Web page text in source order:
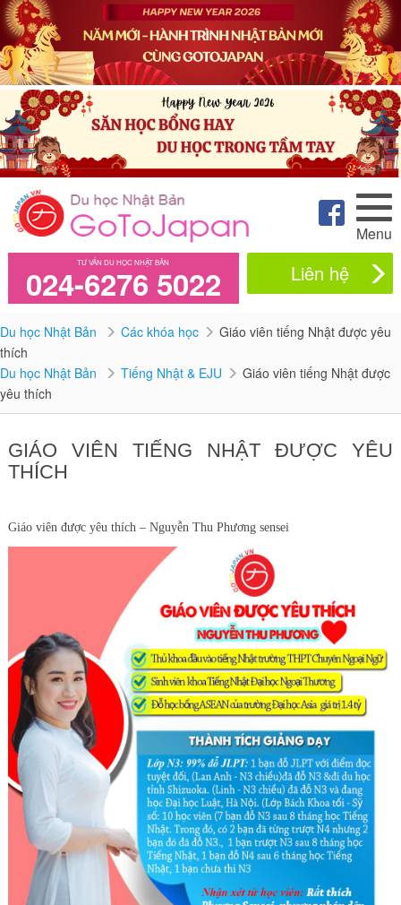
Menu
TƯ VẤN DU HỌC NHẬT BẢN
024-6276 5022 Liên hệ
Du học Nhật Bản Các khóa học
Giáo viên tiếng Nhật được yêu
thích
Du học Nhật Bản
Tiếng Nhật & EJU
Giáo viên tiếng Nhật được
yêu thích
GIÁO VIÊN TIẾNG NHẬT ĐƯỢC YÊU
THÍCH
Giáo viên được yêu thích – Nguyễn Thu Phương sensei